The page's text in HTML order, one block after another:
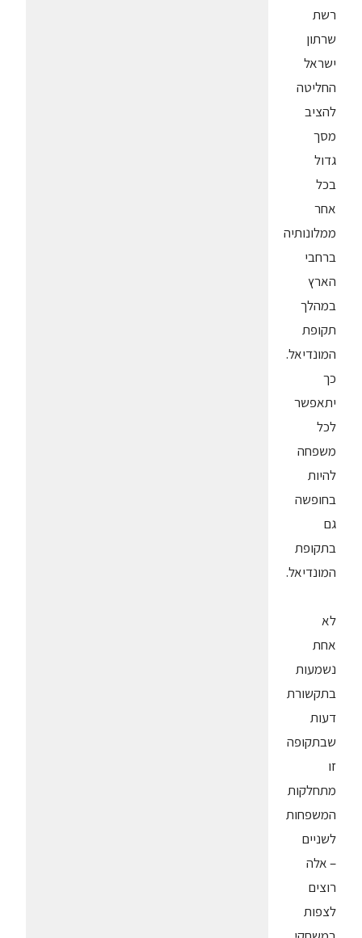
רשת
שרתון
ישראל
החליטה
להציב
מסך
גדול
בכל
אחר
ממלונותיה
ברחבי
הארץ
במהלך
תקופת
המונדיאל.
כך
יתאפשר
לכל
משפחה
להיות
בחופשה
גם
בתקופת
המונדיאל.
לא
אחת
נשמעות
בתקשורת
דעות
שבתקופה
זו
מתחלקות
המשפחות
לשניים
– אלה
רוצים
לצפות